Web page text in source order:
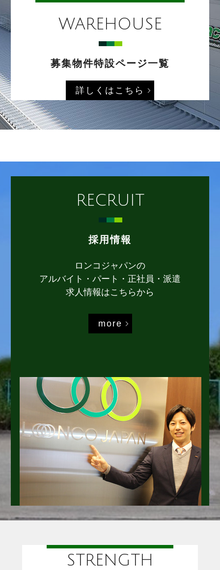
WAREHOUSE
募集物件特設ページ一覧
詳しくはこちら
RECRUIT
採用情報
ロンコジャパンの
アルバイト・パート・正社員・派遣
求人情報はこちらから
more
STRENGTH